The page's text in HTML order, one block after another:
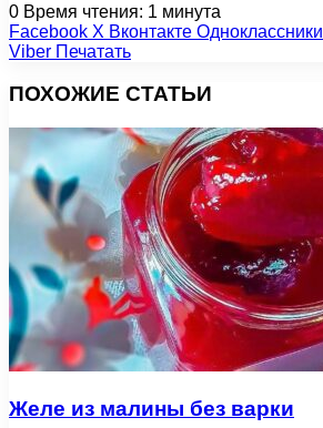
0 Время чтения: 1 минута
Facebook X Вконтакте Одноклассники
Viber Печатать
ПОХОЖИЕ СТАТЬИ
Желе из малины без варки